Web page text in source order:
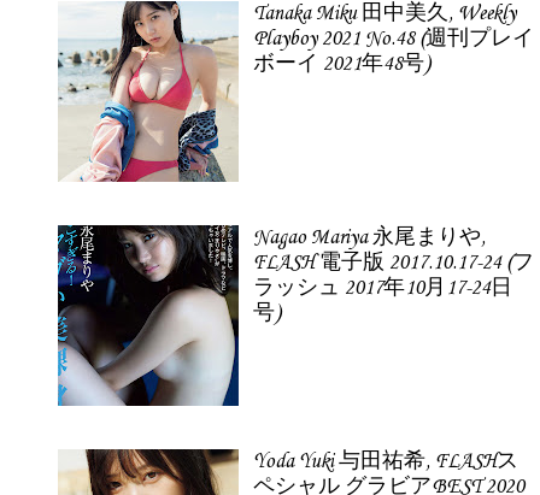
Tanaka Miku 田中美久, Weekly
Playboy 2021 No.48 (週刊プレイ
ボーイ 2021年48号)
Nagao Mariya 永尾まりや,
FLASH 電子版 2017.10.17-24 (フ
ラッシュ 2017年10月17-24日
号)
Yoda Yuki 与田祐希, FLASHス
ペシャル グラビアBEST 2020